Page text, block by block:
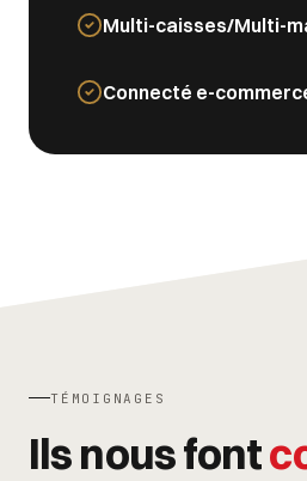
Multi-caisses/Multi-
Connecté e-
TÉMOIGNAGES
Ils nous font